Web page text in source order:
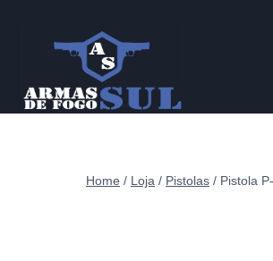
Conteúdo
Home / Loja / Pistolas / Pistola